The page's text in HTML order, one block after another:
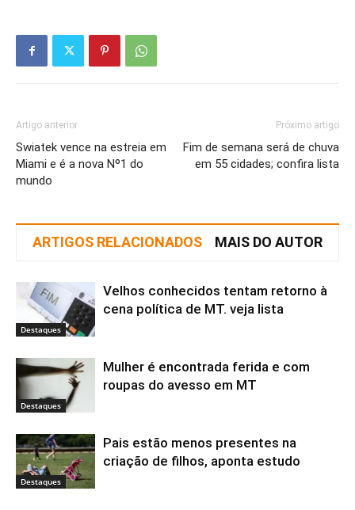
Artigo anterior
Swiatek vence na estreia em
Miami e é a nova Nº1 do
mundo
Próximo artigo
Fim de semana será de chuva
em 55 cidades; confira lista
ARTIGOS RELACIONADOS MAIS DO AUTOR
Destaques
Velhos conhecidos tentam retorno à
cena política de MT. veja lista
Destaques
Mulher é encontrada ferida e com
roupas do avesso em MT
Destaques
Pais estão menos presentes na
criação de filhos, aponta estudo